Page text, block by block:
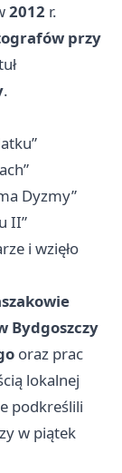
2012 r.
przy
.
Dyzmy”
II”
i wzięło
Bydgoszczy
oraz prac
lokalnej
podkreślili
w piątek